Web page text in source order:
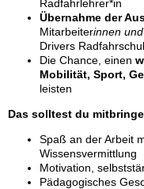
Radfahrlehrer*in
Übernahme der
Mitarbeiterinnen
Drivers
Die Chance, einen
Mobilität, Sport,
leisten
Das solltest du
Spaß an der Arbeit
Wissensvermittlung
Motivation,
Pädagogisches